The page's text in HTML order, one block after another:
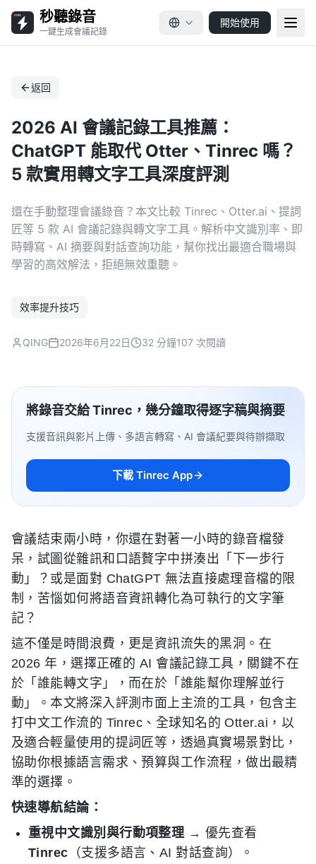
秒聽錄音
一鍵生成會議記錄
開始使用
返回
2026 AI 會議記錄工具推薦：
ChatGPT 能取代 Otter、Tinrec 嗎？
5 款實用轉文字工具深度評測
還在手動整理會議錄音？本文比較 Tinrec、Otter.ai、提詞
匠等 5 款 AI 會議記錄與轉文字工具。解析中文識別率、即
時轉寫、AI 摘要與對話查詢功能，幫你找出最適合職場與
學習的高效解法，拒絕無效重聽。
效率提升技巧
QING 2026年6月22日 32 分鐘107 次閱讀
將錄音交給 Tinrec，幾分鐘取得逐字稿與摘要
支援音訊與影片上傳、多語言轉寫、AI 會議紀要與待辦擷取
下載 Tinrec App
會議結束兩小時，你還在對著一小時的錄音檔發
呆，試圖從雜訊和口語贅字中拼湊出「下一步行
動」？或是面對 ChatGPT 無法直接處理音檔的限
制，苦惱如何將語音資訊轉化為可執行的文字筆
記？
這不僅是時間浪費，更是資訊流失的黑洞。在
2026 年，選擇正確的 AI 會議記錄工具，關鍵不在
於「誰能轉文字」，而在於「誰能幫你理解並行
動」。本文將深入評測市面上主流的工具，包含主
打中文工作流的 Tinrec、全球知名的 Otter.ai，以
及適合輕量使用的提詞匠等，透過真實場景對比，
協助你根據語言需求、預算與工作流程，做出最精
準的選擇。
快速導航結論：
重視中文識別與行動項整理→ 優先查看
Tinrec （支援多語言、AI 對話查詢）。